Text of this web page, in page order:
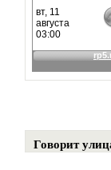
Говорит